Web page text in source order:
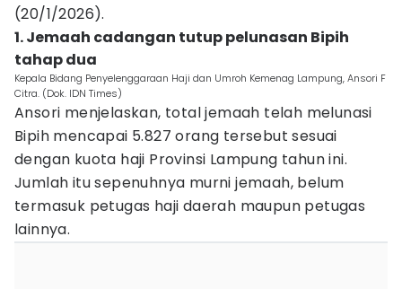
(20/1/2026).
1. Jemaah cadangan tutup pelunasan Bipih
tahap dua
Kepala Bidang Penyelenggaraan Haji dan Umroh Kemenag Lampung, Ansori F
Citra. (Dok. IDN Times)
Ansori menjelaskan, total jemaah telah melunasi
Bipih mencapai 5.827 orang tersebut sesuai
dengan kuota haji Provinsi Lampung tahun ini.
Jumlah itu sepenuhnya murni jemaah, belum
termasuk petugas haji daerah maupun petugas
lainnya.